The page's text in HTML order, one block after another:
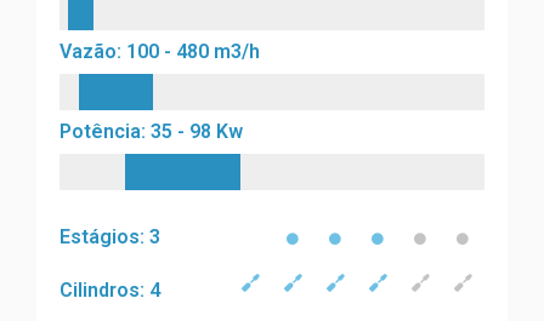
Vazão: 100 - 480 m3/h
Potência: 35 - 98 Kw
Estágios: 3
Cilindros: 4